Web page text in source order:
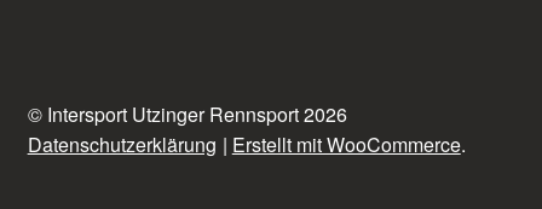
© Intersport Utzinger Rennsport 2026
Datenschutzerklärung
Erstellt mit WooCommerce.